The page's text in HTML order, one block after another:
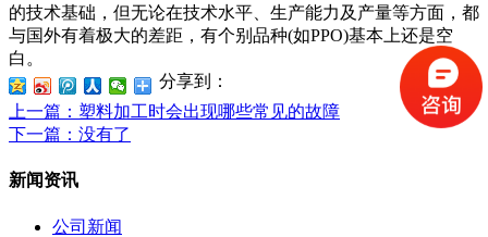
的技术基础，但无论在技术水平、生产能力及产量等方面，都
与国外有着极大的差距，有个别品种(如PPO)基本上还是空
白。
分享到：
上一篇 ：塑料加工时会出现哪些常见的故障
下一篇 ：没有了
新闻资讯
公司新闻